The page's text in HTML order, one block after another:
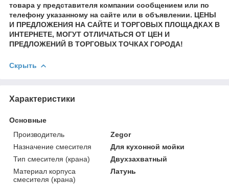
товара у представителя компании сообщением или по
телефону указанному на сайте или в объявлении. ЦЕНЫ
И ПРЕДЛОЖЕНИЯ НА САЙТЕ И ТОРГОВЫХ ПЛОЩАДКАХ В
ИНТЕРНЕТЕ, МОГУТ ОТЛИЧАТЬСЯ ОТ ЦЕН И
ПРЕДЛОЖЕНИЙ В ТОРГОВЫХ ТОЧКАХ ГОРОДА!
Скрыть
Характеристики
Основные
Производитель
Zegor
Назначение смесителя
Для кухонной мойки
Тип смесителя (крана)
Двухзахватный
Материал корпуса
смесителя (крана)
Латунь